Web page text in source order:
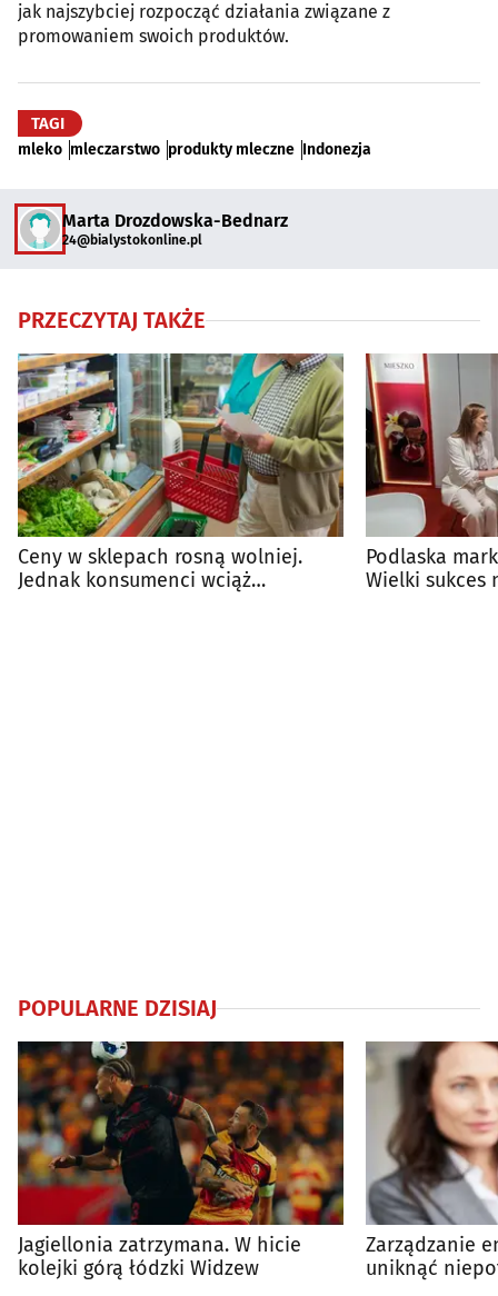
jak najszybciej rozpocząć działania związane z
promowaniem swoich produktów.
TAGI
mleko mleczarstwo produkty mleczne Indonezja
Marta Drozdowska-Bednarz
24@bialystokonline.pl
PRZECZYTAJ TAKŻE
Ceny w sklepach rosną wolniej.
Jednak konsumenci wciąż
Podlaska
Wielki sukces
POPULARNE DZISIAJ
Jagiellonia zatrzymana. W hicie
kolejki górą łódzki Widzew
Zarządzanie
uniknąć